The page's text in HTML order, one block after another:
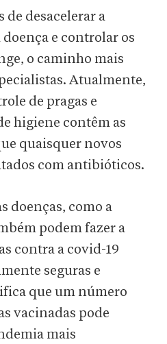
desacelerar a
e controlar os
o caminho mais
Atualmente,
de pragas e
higiene contêm as
quaisquer novos
com antibióticos.
doenças, como a
podem fazer a
contra a covid-19
seguras e
que um número
vacinadas pode
mais